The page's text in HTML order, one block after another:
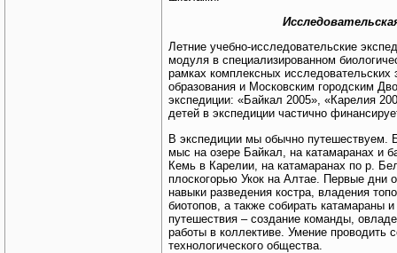
Летние учебно-исследовательские
модуля в специализированном
рамках комплексных
образования и Московским городским
экспедиции: «Байкал 2005», «Карелия
детей в экспедиции частично
В экспедиции мы обычно путешествуем.
мыс на озере Байкал, на катамаранах и
Кемь в Карелии, на катамаранах по р.
плоскогорью Укок на Алтае. Первые дни
навыки разведения костра, владения
биотопов, а также собирать катамараны
путешествия – создание команды,
работы в коллективе. Умение проводить
технологического общества.